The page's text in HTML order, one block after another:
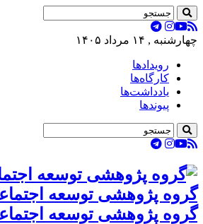
چهارشنبه , ۱۴ مرداد ۱۴۰۵
رویدادها
کارگاه‌ها
یادداشت‌ها
پیوندها
گروه پژوهشی توسعه
گروه پژوهشی توسعه